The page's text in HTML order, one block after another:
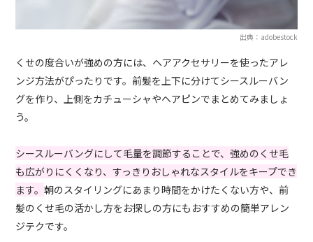
出典：adobestock
くせの度合いが強めの方には、ヘアアクセサリーを使ったアレ
ンジ方法がぴったりです。前髪を上下に分けてシースルーバン
グを作り、上側をカチューシャやヘアピンでまとめてみましょ
う。
シースルーバングにして毛量を調節することで、強めのくせ毛
も広がりにくくなり、すっきりおしゃれなスタイルをキープでき
ます。朝のスタイリングにあまり時間をかけたくない方や、前
髪のくせ毛の活かし方をお探しの方にもおすすめの簡単アレン
ジテクです。